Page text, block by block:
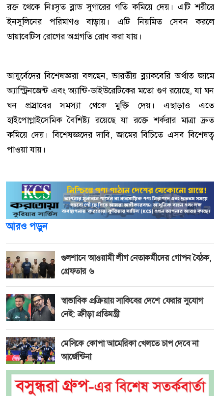
রক্ত ​​থেকে নিঃসৃত ব্লাড সুগারের গতি কমিয়ে দেয়। এটি শরীরে
ইনসুলিনের পরিমাণও বাড়ায়। এটি নিয়মিত সেবন করলে
ডায়াবেটিস রোগের অগ্রগতি রোধ করা যায়।
আয়ুর্বেদের বিশেষজ্ঞরা বলছেন, ভারতীয় ব্ল্যাকবেরি অর্থাত্‍ জামে
অ্যাস্ট্রিনজেন্ট এবং অ্যান্টি-ডাইউরেটিকের মতো গুণ রয়েছে, যা ঘন
ঘন প্রস্রাবের সমস্যা থেকে মুক্তি দেয়। এছাড়াও এতে
হাইপোগ্লাইসেমিক বৈশিষ্ট্য রয়েছে যা রক্তে শর্করার মাত্রা দ্রুত
কমিয়ে দেয়। বিশেষজ্ঞদের দাবি, জামের বিচিতে এসব বিশেষত্ব
পাওয়া যায়।
আরও পড়ুন
গুলশানে আওয়ামী লীগ নেতাকর্মীদের গোপন বৈঠক,
গ্রেফতার ৬
স্বাভাবিক প্রক্রিয়ায় সাকিবের দেশে ফেরার সুযোগ
নেই: ক্রীড়া প্রতিমন্ত্রী
মেসিকে কোপা আমেরিকা খেলতে চাপ দেবে না
আর্জেন্টিনা